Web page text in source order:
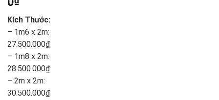
Kích Thước:
– 1m6 x 2m:
27.500.000₫
– 1m8 x 2m:
28.500.000₫
– 2m x 2m:
30.500.000₫